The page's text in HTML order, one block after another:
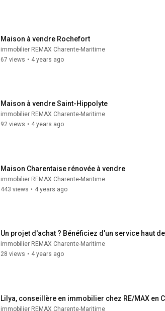
Maison à vendre Rochefort
immobilier REMAX Charente-Maritime
67 views • 4 years ago
Maison à vendre Saint-Hippolyte
immobilier REMAX Charente-Maritime
92 views • 4 years ago
Maison Charentaise rénovée à vendre
immobilier REMAX Charente-Maritime
443 views • 4 years ago
Un projet d'achat ? Bénéficiez d'un service haut
immobilier REMAX Charente-Maritime
28 views • 4 years ago
Lilya, conseillère en immobilier chez RE/MAX en
immobilier REMAX Charente-Maritime